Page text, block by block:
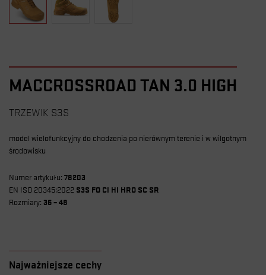
MACCROSSROAD TAN 3.0 HIGH
TRZEWIK S3S
model wielofunkcyjny do chodzenia po nierównym terenie i w wilgotnym
środowisku
Numer artykułu: 78203
EN ISO 20345:2022 S3S FO CI HI HRO SC SR
Rozmiary: 36 – 48
Najważniejsze cechy